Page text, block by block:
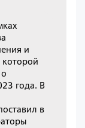
и
года. В
в